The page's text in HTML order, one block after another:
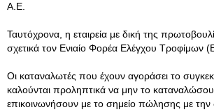
Α.Ε.
Ταυτόχρονα, η εταιρεία με δική της
σχετικά τον Ενιαίο Φορέα Ελέγχου Τροφίμων
Οι καταναλωτές που έχουν αγοράσει το
καλούνται προληπτικά να μην το
επικοινωνήσουν με το σημείο πώλησης με την